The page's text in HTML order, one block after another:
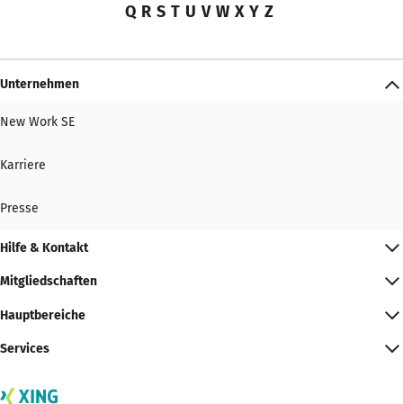
Q R S T U V W X Y Z
Unternehmen
New Work SE
Karriere
Presse
Hilfe & Kontakt
Mitgliedschaften
Hauptbereiche
Services